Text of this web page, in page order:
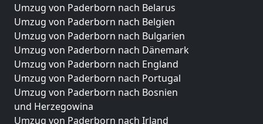
Umzug von Paderborn nach Belarus
Umzug von Paderborn nach Belgien
Umzug von Paderborn nach Bulgarien
Umzug von Paderborn nach Dänemark
Umzug von Paderborn nach England
Umzug von Paderborn nach Portugal
Umzug von Paderborn nach Bosnien
und Herzegowina
Umzug von Paderborn nach Irland